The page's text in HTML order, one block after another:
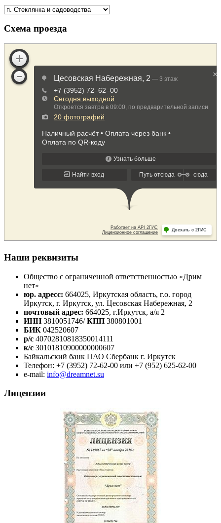
Схема проезда
Наши реквизиты
Общество с ограниченной ответственностью «Дрим
нет»
юр. адресс: 664025, Иркутская область, г.о. город
Иркутск, г. Иркутск, ул. Цесовская Набережная, 2
почтовый адрес: 664025, г.Иркутск, а/я 2
ИНН3810051746/КПП 380801001
БИК 042520607
р/с 40702810818350014111
к/с 30101810900000000607
Байкальский банк ПАО Сбербанк г. Иркутск
Телефон: +7 (3952) 72-62-00 или +7 (952) 625-62-00
e-mail: info@dreamnet.su
Лицензии